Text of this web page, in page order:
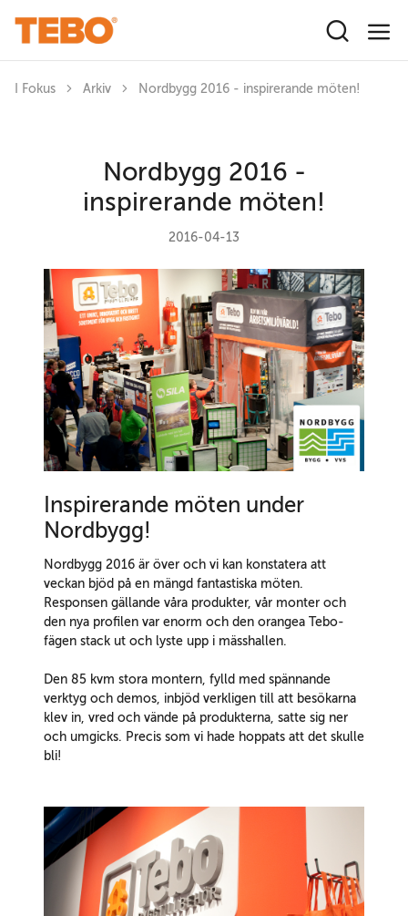
I Fokus Arkiv Nordbygg 2016 - inspirerande möten!
Nordbygg 2016 -
inspirerande möten!
2016-04-13
Inspirerande möten under
Nordbygg!
Nordbygg 2016 är över och vi kan konstatera att
veckan bjöd på en mängd fantastiska möten.
Responsen gällande våra produkter, vår monter och
den nya profilen var enorm och den orangea Tebo-
fägen stack ut och lyste upp i mässhallen.
Den 85 kvm stora montern, fylld med spännande
verktyg och demos, inbjöd verkligen till att besökarna
klev in, vred och vände på produkterna, satte sig ner
och umgicks. Precis som vi hade hoppats att det skulle
bli!